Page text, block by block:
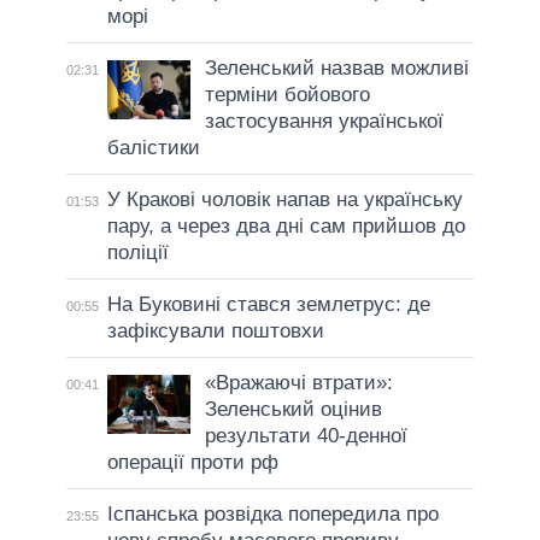
морі
02:31
Зеленський назвав можливі
терміни бойового
застосування української
балістики
01:53 У Кракові чоловік напав на українську
пару, а через два дні сам прийшов до
поліції
00:55
На Буковині стався землетрус: де
зафіксували поштовхи
00:41
«Вражаючі втрати»:
Зеленський оцінив
результати 40-денної
операції проти рф
23:55
Іспанська розвідка попередила про